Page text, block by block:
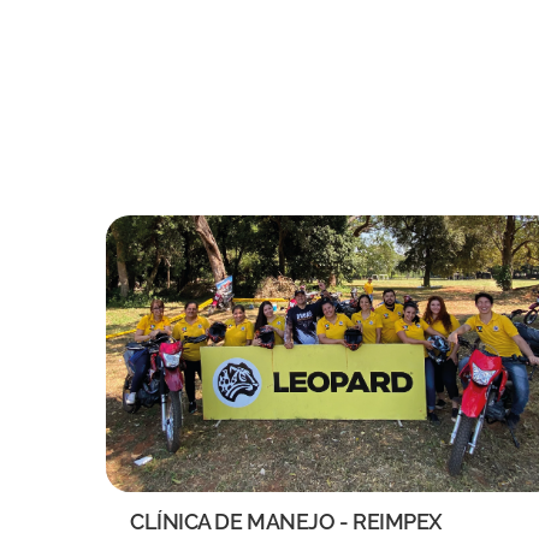
CLÍNICA DE MANEJO - REIMPEX